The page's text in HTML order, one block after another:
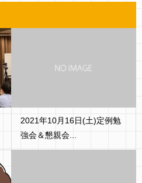
2021年10月16日(土)定例勉
強会＆懇親会...